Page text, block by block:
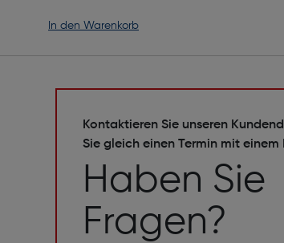
in den Warenkorb
Kontaktieren Sie unseren
Sie gleich einen Termin mit einem
Haben Sie
Fragen?